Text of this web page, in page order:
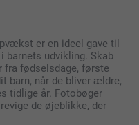
er en ideel gave til
barnets udvikling. Skab
fra fødselsdage, første
barn, når de bliver ældre,
tidlige år. Fotobøger
de øjeblikke, der